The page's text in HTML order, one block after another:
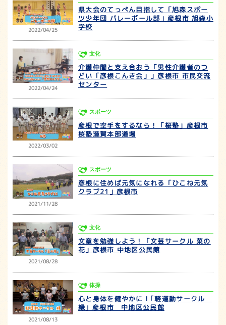
2022/04/25
県大会のてっぺん目指して「旭森スポー
ツ少年団 バレーボール部」彦根市 旭森小
学校
2022/04/24
文化
介護仲間と支え合おう「男性介護者のつ
どい「彦根こんき会」」彦根市 市民交流
センター
2022/03/02
スポーツ
彦根で空手をするなら！「桜塾」彦根市
桜塾滋賀本部道場
2021/11/28
スポーツ
彦根に住めば元気になれる「ひこね元気
クラブ21」彦根市
2021/08/28
文化
文章を勉強しよう！「文芸サークル 菜の
花」彦根市 中地区公民館
2021/08/13
体操
心と身体を健やかに！｢軽運動サークル
縁｣ 彦根市 中地区公民館